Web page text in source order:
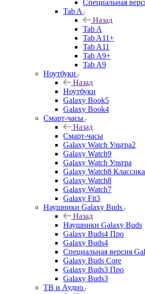
Специальная
Tab A
Назад
Tab A
Tab A11+
Tab A11
Tab A9+
Tab A9
Ноутбуки
Назад
Ноутбуки
Galaxy Book5
Galaxy Book4
Смарт-часы
Назад
Смарт-часы
Galaxy Watch Ультра2
Galaxy Watch9
Galaxy Watch Ультра
Galaxy Watch8 Классика
Galaxy Watch8
Galaxy Watch7
Galaxy Fit3
Наушники Galaxy Buds
Назад
Наушники Galaxy Buds
Galaxy Buds4 Про
Galaxy Buds4
Специальная версия
Galaxy Buds Core
Galaxy Buds3 Про
Galaxy Buds3
ТВ и Аудио